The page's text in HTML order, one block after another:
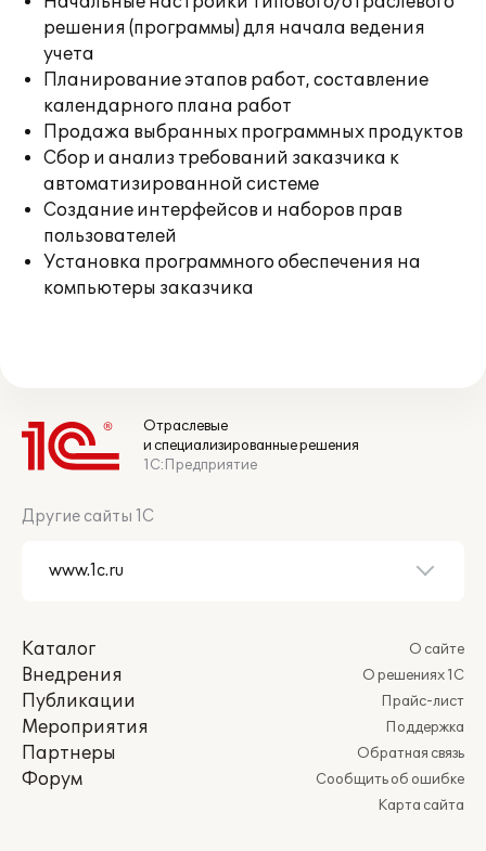
решения (программы) для начала ведения
учета
Планирование этапов работ, составление
календарного плана работ
Продажа выбранных программных продуктов
Сбор и анализ требований заказчика к
автоматизированной системе
Создание интерфейсов и наборов прав
пользователей
Установка программного обеспечения на
компьютеры заказчика
Отраслевые
и специализированные решения
1С:Предприятие
Другие сайты 1С
Каталог
Внедрения
Публикации
Мероприятия
Партнеры
Форум
О сайте
О решениях 1С
Прайс-лист
Поддержка
Обратная связь
Сообщить об ошибке
Карта сайта